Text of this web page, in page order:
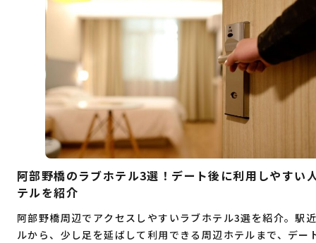
阿部野橋のラブホテル3選！デート後に利用しやすい
テルを紹介
阿部野橋周辺でアクセスしやすいラブホテル3選を紹介。駅
ルから、少し足を延ばして利用できる周辺ホテルまで、デー